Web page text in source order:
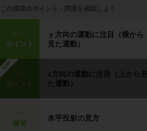
この授業のポイント・問題を確認しよう
step1
ポイント
ｙ方向の運動に注目（横から
見た運動）
勉強中
ポイント
x方向の運動に注目（上から見
た運動）
練習
水平投射の見方